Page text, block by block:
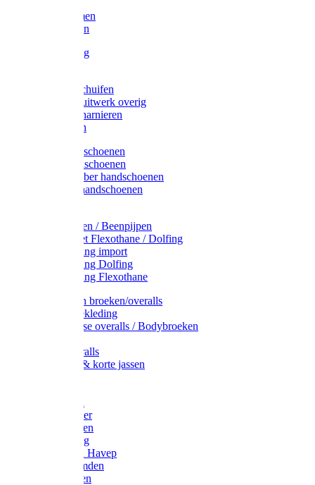
Lijmklemmen
Waterpassen
Bouwbeslag
Grendels/schuifen
Hang en sluitwerk overig
Hengen/scharnieren
Scharnieren
Latex handschoenen
Leren handschoenen
PVC / Rubber handschoenen
Katoenen handschoenen
Plukmouwen / Beenpijpen
Reparatieset Flexothane / Dolfing
Regenkleding import
Regenkleding Dolfing
Regenkleding Flexothane
Toebehoren broeken/overalls
Signalisatiekleding
Amerikaanse overalls / Bodybroeken
Kinderoveralls
Stofjassen & korte jassen
Bodywarmer
Werkbroeken
Zaagkleding
Werkjassen Havep
Thermohemden
Overhemden